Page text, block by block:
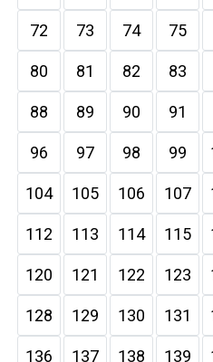
72 73 74 75
80 81 82 83
88 89 90 91
96 97 98 99
104 105 106 107
112 113 114 115
120 121 122 123
128 129 130 131
136 137 138 139